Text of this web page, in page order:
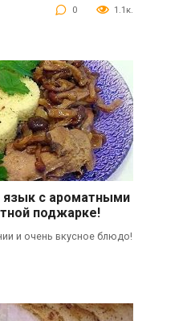
0 1.1к.
с ароматными
поджарке!
и очень вкусное блюдо!